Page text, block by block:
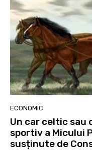
ECONOMIC
Un car celtic sau
sportiv a Micului
susținute de